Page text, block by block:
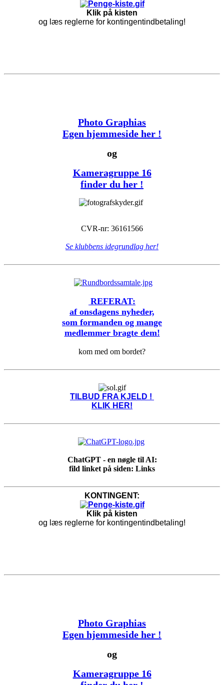
Klik på kisten
og læs reglerne for kontingentindbetaling!
Photo Graphias
Egen hjemmeside her !
og
Kameragruppe 16
finder du her !
CVR-nr: 36161566
Se klubbens idegrundlag her!
REFERAT:
af onsdagens nyheder,
som formanden og mange
medlemmer bragte dem!
kom med om bordet?
TILBUD FRA KJELD !
KLIK HER!
ChatGPT - en nøgle til AI:
fild linket på siden: Links
KONTINGENT:
Klik på kisten
og læs reglerne for kontingentindbetaling!
Photo Graphias
Egen hjemmeside her !
og
Kameragruppe 16